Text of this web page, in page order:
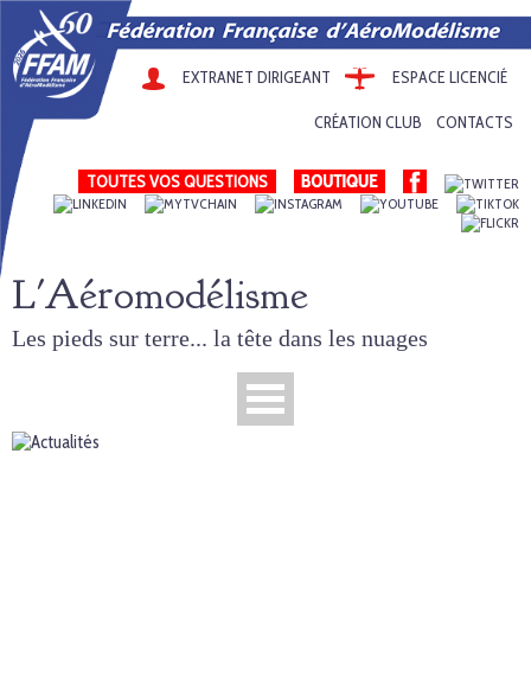
EXTRANET DIRIGEANT ESPACE LICENCIÉ
CRÉATION CLUB CONTACTS
TOUTES VOS QUESTIONS
L'Aéromodélisme
Les pieds sur terre... la tête dans les nuages